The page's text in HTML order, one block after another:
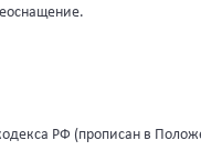
РФ (прописан в